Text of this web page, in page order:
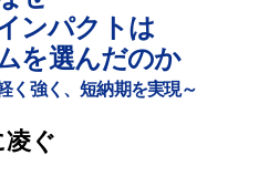
ンパクトは
を選んだのか
く強く、短納期を実現～
ぐ